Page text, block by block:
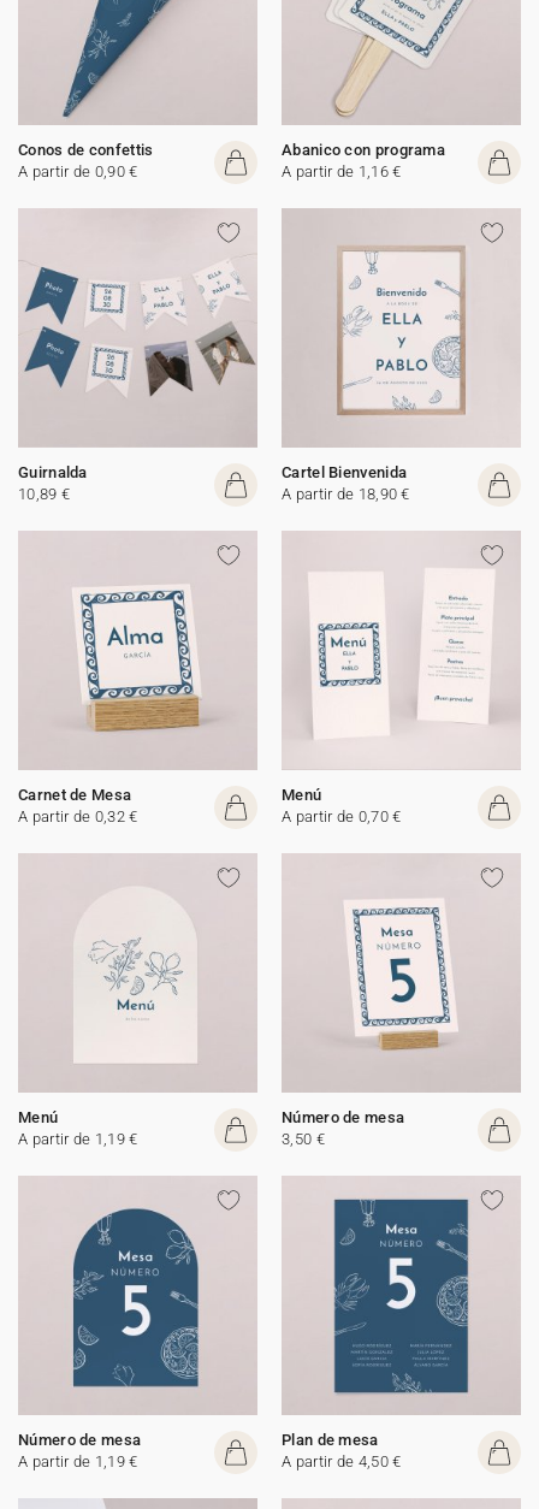
Conos de confettis
A partir de 0,90 €
Abanico con programa
A partir de 1,16 €
Guirnalda
10,89 €
Cartel Bienvenida
A partir de 18,90 €
Carnet de Mesa
A partir de 0,32 €
Menú
A partir de 0,70 €
Menú
A partir de 1,19 €
Número de mesa
3,50 €
Número de mesa
A partir de 1,19 €
Plan de mesa
A partir de 4,50 €